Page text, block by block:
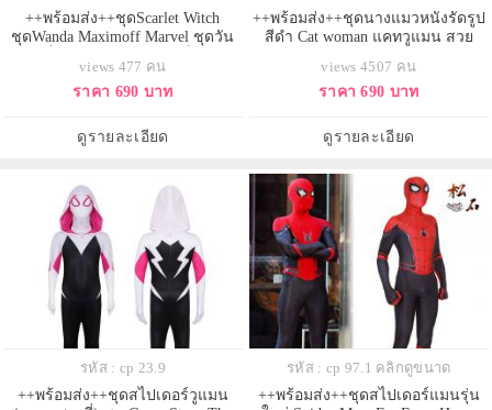
++พร้อมส่ง++ชุดScarlet Witch
ชุดWanda Maximoff Marvel ชุดวัน
แวนด้า แม็กซิมอฟฟ์
views 477 คน
ราคา 690 บาท
ดูรายละเอียด
++พร้อมส่ง++ชุดนางแมวหนังรัดรูป
สีดำ Cat woman แคทวูแมน สวย
ชุด+หน้ากาก Catwoman
views 4507 คน
ราคา 690 บาท
ดูรายละเอียด
รหัส : cp 23.9
++พร้อมส่ง++ชุดสไปเดอร์วูแมน
รหัส : cp 97.1 คลิกดูขนาด
++พร้อมส่ง++ชุดสไปเดอร์แมนรุ่น